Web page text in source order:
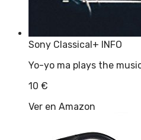
Sony Classical+ INFO
Yo-yo ma plays the
10 €
Ver en Amazon